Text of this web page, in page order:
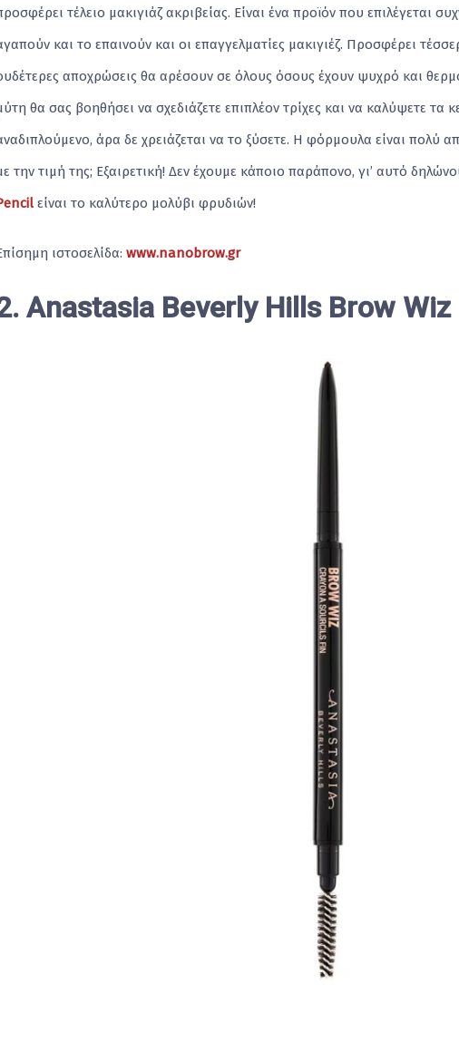
τέλειο μακιγιάζ ακριβείας. Είναι ένα προϊόν που επιλέγεται
και το επαινούν και οι επαγγελματίες μακιγιέζ. Προσφέρει
αποχρώσεις θα αρέσουν σε όλους όσους έχουν ψυχρό και
θα σας βοηθήσει να σχεδιάζετε επιπλέον τρίχες και να καλύψετε τα
άρα δε χρειάζεται να το ξύσετε. Η φόρμουλα είναι πολύ
την τιμή της; Εξαιρετική! Δεν έχουμε κάποιο παράπονο, γι’ αυτό
είναι το καλύτερο μολύβι φρυδιών!
ιστοσελίδα: www.nanobrow.gr
Anastasia Beverly Hills Brow Wiz